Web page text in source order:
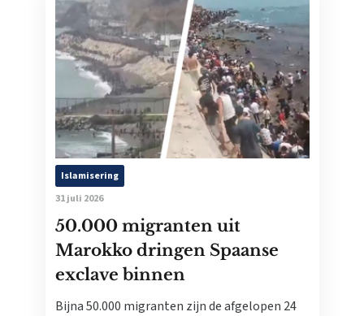
Islamisering
31 juli 2026
50.000 migranten uit
Marokko dringen Spaanse
exclave binnen
Bijna 50.000 migranten zijn de afgelopen 24